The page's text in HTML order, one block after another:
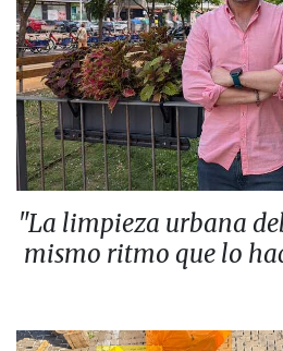
"La limpieza urbana
mismo ritmo que lo